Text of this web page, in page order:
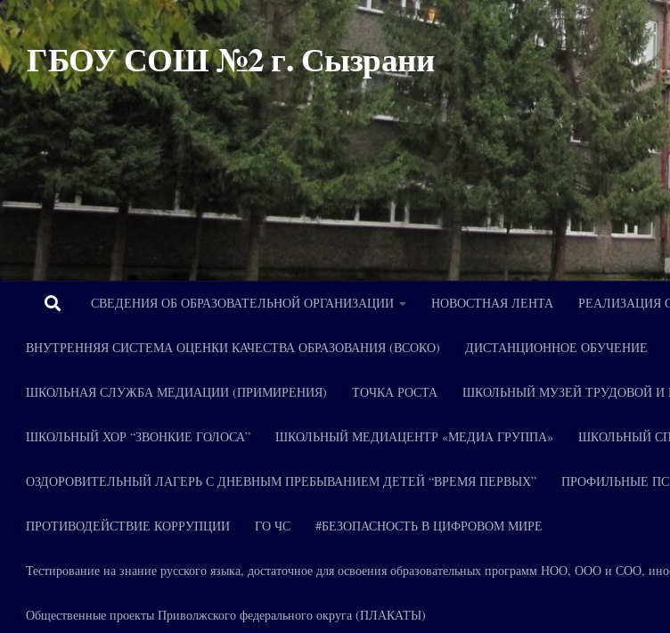
Перейти к содержимому
ГБОУ СОШ №2 г. Сызрани
СВЕДЕНИЯ ОБ ОБРАЗОВАТЕЛЬНОЙ ОРГАНИЗАЦИИ НОВОСТНАЯ ЛЕНТА РЕАЛИЗАЦИЯ
ВНУТРЕННЯЯ СИСТЕМА ОЦЕНКИ КАЧЕСТВА ОБРАЗОВАНИЯ (ВСОКО) ДИСТАНЦИОННОЕ ОБУЧЕНИЕ
ШКОЛЬНАЯ СЛУЖБА МЕДИАЦИИ (ПРИМИРЕНИЯ) ТОЧКА РОСТА ШКОЛЬНЫЙ МУЗЕЙ ТРУДОВОЙ И
ШКОЛЬНЫЙ ХОР “ЗВОНКИЕ ГОЛОСА” ШКОЛЬНЫЙ МЕДИАЦЕНТР «МЕДИА ГРУППА» ШКОЛЬНЫЙ
ОЗДОРОВИТЕЛЬНЫЙ ЛАГЕРЬ С ДНЕВНЫМ ПРЕБЫВАНИЕМ ДЕТЕЙ “ВРЕМЯ ПЕРВЫХ” ПРОФИЛЬНЫЕ
ПРОТИВОДЕЙСТВИЕ КОРРУПЦИИ ГО ЧС #БЕЗОПАСНОСТЬ В ЦИФРОВОМ МИРЕ
Тестирование на знание русского языка, достаточное для освоения образовательных программ НОО, ООО и СОО,
Общественные проекты Приволжского федерального округа (ПЛАКАТЫ)